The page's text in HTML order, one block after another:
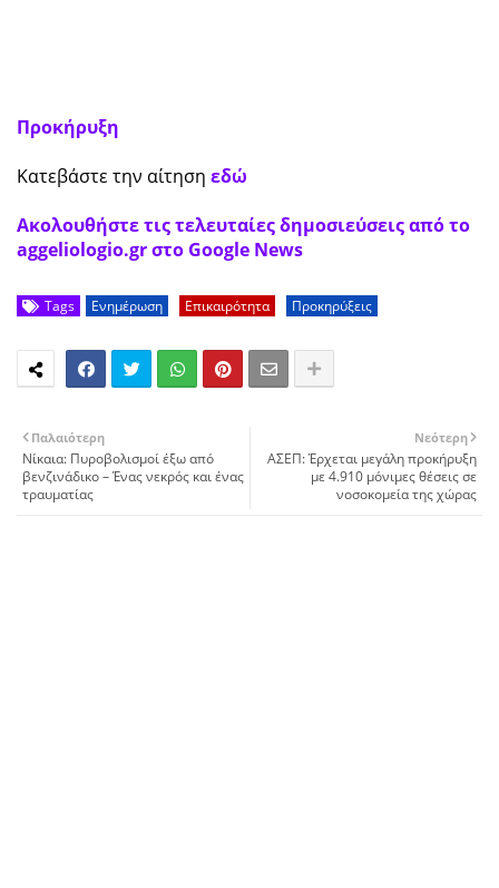
Προκήρυξη
Κατεβάστε την αίτηση εδώ
Ακολουθήστε τις τελευταίες δημοσιεύσεις από το
aggeliologio.gr στο Google News
Tags Ενημέρωση Επικαιρότητα Προκηρύξεις
Νεότερη
ΑΣΕΠ: Έρχεται μεγάλη προκήρυξη
με 4.910 μόνιμες θέσεις σε
νοσοκομεία της χώρας
Παλαιότερη
Νίκαια: Πυροβολισμοί έξω από
βενζινάδικο – Ένας νεκρός και ένας
τραυματίας